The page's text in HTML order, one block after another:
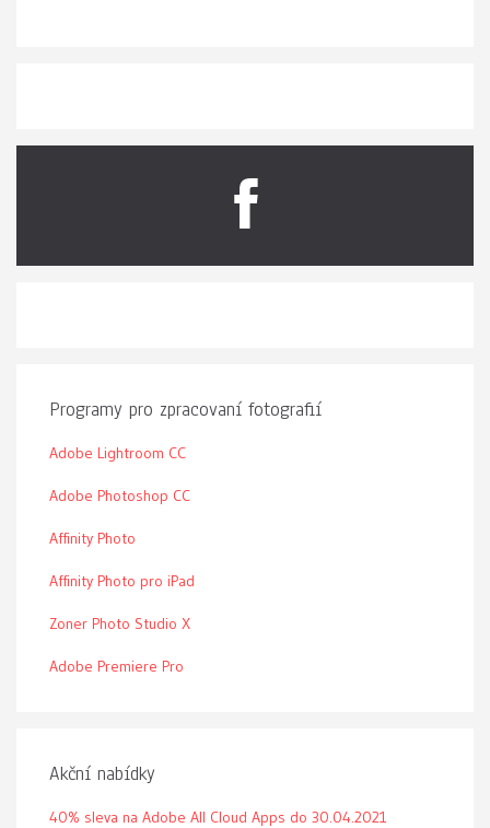
Programy pro zpracovaní fotografií
Adobe Lightroom CC
Adobe Photoshop CC
Affinity Photo
Affinity Photo pro iPad
Zoner Photo Studio X
Adobe Premiere Pro
Akční nabídky
40% sleva na Adobe All Cloud Apps do 30.04.2021